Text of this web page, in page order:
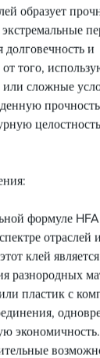
образует
долговечность и
того,
сложные
формуле
отраслей
клей
разнородных
пластик с